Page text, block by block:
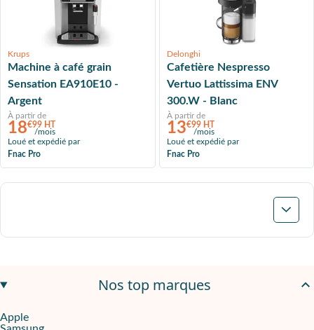
Krups
Machine à café grain
Sensation EA910E10 -
Argent
À partir de
18€99 HT
/mois
Loué et expédié par
Fnac Pro
Delonghi
Cafetière Nespresso
Vertuo Lattissima ENV
300.W - Blanc
À partir de
13€99 HT
/mois
Loué et expédié par
Fnac Pro
Suivant
Nos top marques
Apple